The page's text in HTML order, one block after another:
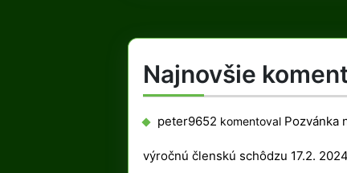
Najnovšie
peter9652 komentoval Pozvánka
výročnú členskú schôdzu 17.2.